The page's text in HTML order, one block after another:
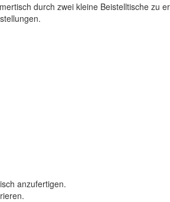
durch zwei kleine Beistelltische zu
anzufertigen.